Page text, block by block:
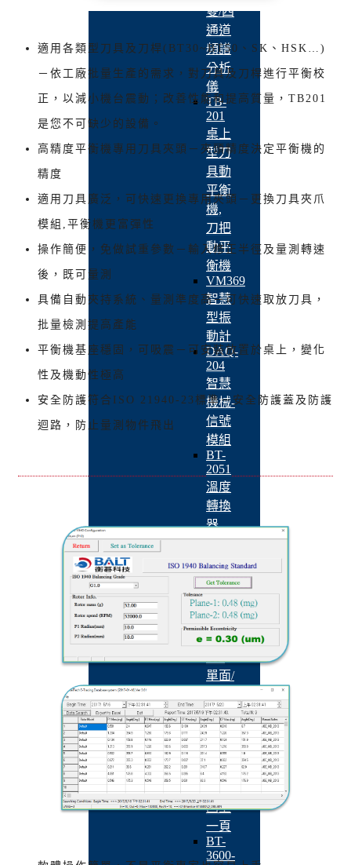
雙/四
通道
頻譜
分析
儀
TB-
201
桌上
型刀
具動
平衡
機,
刀把
動平
衡機
VM369
智慧
型振
動計
DAQ-
204
智慧
機械-
信號
模組
BT-
2051
溫度
轉換
器
BT-
三軸
主軸
監測
器
QB-
單面/
三面
動平
衡儀
風扇/馬達
產業
回上
一頁
BT-
3600-
適用各類型刀具及刀桿(BT30~BT50、SK、HSK…)
－依工廠批量生產的需求，對刀具及刀桿進行平衡校
正，以減小機台震動；改善性能和提高質量，TB201
是您不可缺少的設備。
高精度平衡機專用刀具夾頭－夾頭精度決定平衡機的
精度
適用刀具廣泛，可快速更換專用夾頭－更換刀具夾爪
模組,平衡機更富彈性
操作簡便，免做試重參數－輸入修正半徑及量測轉速
後，既可量測
具備自動夾持系統、量測準度高－可快速取放刀具，
批量檢測提高產能
平衡機基座穩固，可吸震－可安裝放置於桌上，變化
性及機動性極高
安全防護符合ISO 21940-23標準－安全防護蓋及防護
迴路，防止量測物件飛出